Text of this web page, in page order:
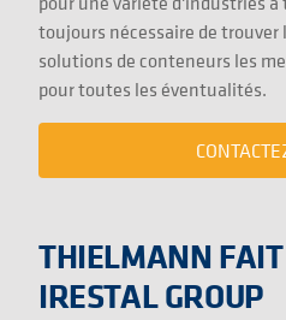
toujours nécessaire de trouver
solutions de conteneurs les
pour toutes les éventualités.
THIELMANN
IRESTAL GROUP